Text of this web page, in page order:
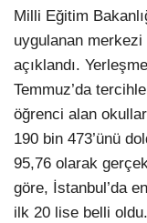
Milli Eğitim
uygulanan merkezi
açıklandı.
Temmuz’da
öğrenci alan
190 bin 473’ünü
95,76 olarak
göre, İstanbul’da
ilk 20 lise belli